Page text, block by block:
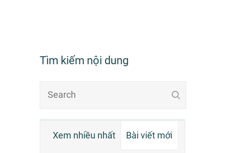
Tìm kiếm nội dung
Xem nhiều nhất Bài viết mới